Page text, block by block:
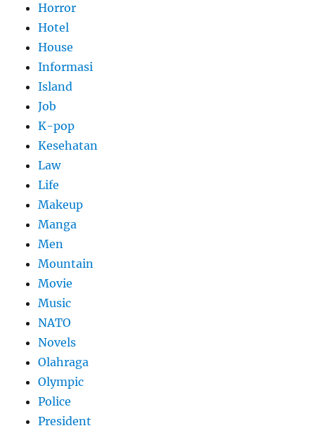
Horror
Hotel
House
Informasi
Island
Job
K-pop
Kesehatan
Law
Life
Makeup
Manga
Men
Mountain
Movie
Music
NATO
Novels
Olahraga
Olympic
Police
President